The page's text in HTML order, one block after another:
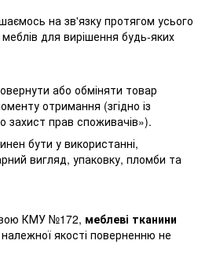
на зв'язку протягом усього
меблів для вирішення будь-яких
або обміняти товар
отримання (згідно із
захист прав споживачів»).
бути у використанні,
вигляд, упаковку, пломби та
КМУ №172, меблеві тканини
належної якості поверненню не